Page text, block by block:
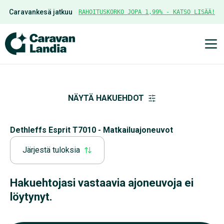
Caravankesä jatkuu RAHOITUSKORKO JOPA 1,99% - KATSO LISÄÄ!
NÄYTÄ HAKUEHDOT
Dethleffs Esprit T7010 - Matkailuajoneuvot
Järjestä tuloksia
Hakuehtojasi vastaavia ajoneuvoja ei
löytynyt.